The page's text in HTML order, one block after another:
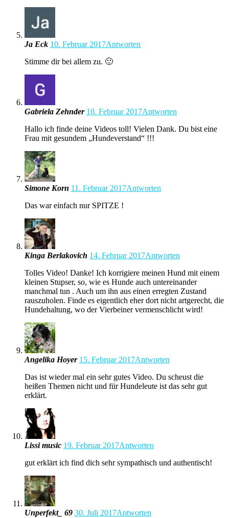
Ja Eck 10. Februar 2017Antworten
Stimme dir bei allem zu. 🙂
Gabriela Zehnder 10. Februar 2017Antworten
Hallo ich finde deine Videos toll! Vielen Dank. Du bist eine
Frau mit gesundem „Hundeverstand“ !!!
Simone Korn 11. Februar 2017Antworten
Das war einfach nur SPITZE !
Kinga Berlakovich 14. Februar 2017Antworten
Tolles Video! Danke! Ich korrigiere meinen Hund mit einem
kleinen Stupser, so, wie es Hunde auch untereinander
manchmal tun . Auch um ihn aus einen erregten Zustand
rauszuholen. Finde es eigentlich eher dort nicht artgerecht, die
Hundehaltung, wo der Vierbeiner vermenschlicht wird!
Angelika Hoyer 15. Februar 2017Antworten
Das ist wieder mal ein sehr gutes Video. Du scheust die
heißen Themen nicht und für Hundeleute ist das sehr gut
erklärt.
Lissi music 19. Februar 2017Antworten
gut erklärt ich find dich sehr sympathisch und authentisch!
Unperfekt_ 69 30. Juli 2017Antworten